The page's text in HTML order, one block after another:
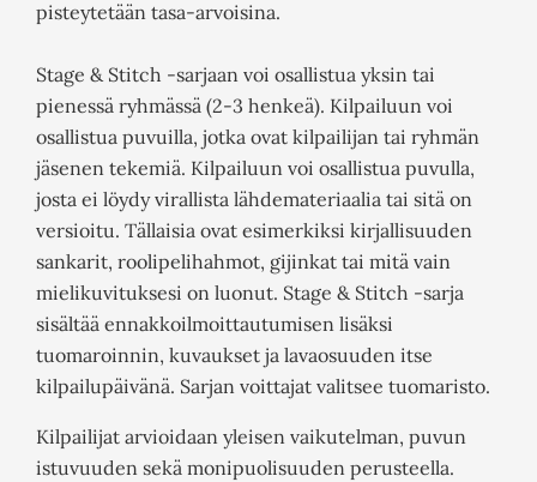
pisteytetään tasa-arvoisina.
Stage & Stitch -sarjaan voi osallistua yksin tai
pienessä ryhmässä (2-3 henkeä). Kilpailuun voi
osallistua puvuilla, jotka ovat kilpailijan tai ryhmän
jäsenen tekemiä. Kilpailuun voi osallistua puvulla,
josta ei löydy virallista lähdemateriaalia tai sitä on
versioitu. Tällaisia ovat esimerkiksi kirjallisuuden
sankarit, roolipelihahmot, gijinkat tai mitä vain
mielikuvituksesi on luonut. Stage & Stitch -sarja
sisältää ennakkoilmoittautumisen lisäksi
tuomaroinnin, kuvaukset ja lavaosuuden itse
kilpailupäivänä. Sarjan voittajat valitsee tuomaristo.
Kilpailijat arvioidaan yleisen vaikutelman, puvun
istuvuuden sekä monipuolisuuden perusteella.